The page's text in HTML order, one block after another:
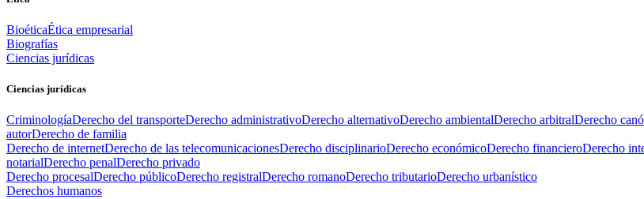
BioéticaÉtica empresarial
Biografías
Ciencias jurídicas
Ciencias jurídicas
CriminologíaDerecho del transporteDerecho administrativoDerecho alternativoDerecho ambientalDerecho arbitralDerecho
autorDerecho de familia
Derecho de internetDerecho de las telecomunicacionesDerecho disciplinarioDerecho económicoDerecho financieroDerecho
notarialDerecho penalDerecho privado
Derecho procesalDerecho públicoDerecho registralDerecho romanoDerecho tributarioDerecho urbanístico
Derechos humanos